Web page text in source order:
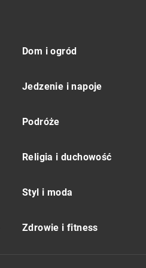
Dom i ogród
Jedzenie i napoje
Podróże
Religia i duchowość
Styl i moda
Zdrowie i fitness